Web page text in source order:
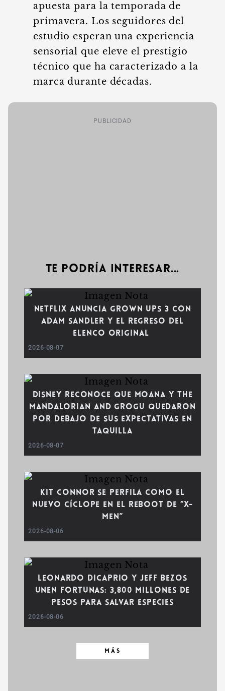
apuesta para la temporada de
primavera. Los seguidores del
estudio esperan una experiencia
sensorial que eleve el prestigio
técnico que ha caracterizado a la
marca durante décadas.
PUBLICIDAD
Te podría interesar...
Netflix anuncia Grown Ups 3 con
Adam Sandler y el regreso del
elenco original
2026-08-07
Disney reconoce que Moana y The
Mandalorian and Grogu quedaron
por debajo de sus expectativas en
taquilla
2026-08-07
Kit Connor se perfila como el
nuevo Cíclope en el reboot de “X-
Men”
2026-08-06
Leonardo DiCaprio y Jeff Bezos
unen fortunas: 3,800 millones de
pesos para salvar especies
2026-08-06
MÁS